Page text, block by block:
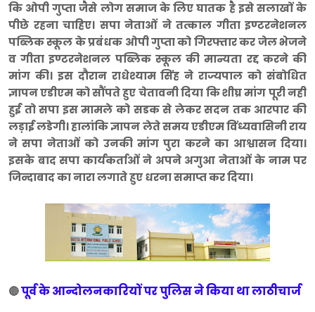
कि ओपी गुप्ता जैसे लोग समाज के लिए घातक है इसे सलाखों के
पीछे रहना चाहिए। सपा नेताओं ने तत्काल गीता इण्टरनेशनल
पब्लिक स्कूल के प्रबंधक ओपी गुप्ता को गिरफ्तार कर जेल भेजने
व गीता इण्टरनेशनल पब्लिक स्कूल की मान्यता रद्द करने की
मांग की। इस दौरान राधेश्याम सिंह ने राज्यपाल को संबोधित
ज्ञापन एडीएम को सौंपते हुए चेतावनी दिया कि शीघ्र मांग पूरी नही
हुई तो सपा इस मामले को सडक से लेकर सदन तक आरपार की
लड़ाई लडेगी। हालांकि ज्ञापन लेते समय एडीएम विंध्यवासिनी राय
ने सपा नेताओं को उनकी मांग पुरा करने का आश्वासन दिया।
इसके बाद सपा कार्यकर्ताओं ने अपने अगुआ नेताओं के नाम पर
जिन्दाबाद का नारा लगाते हुए धरना समाप्त कर दिया।
🔴पूर्व के आन्दोलनकारियों पर पुलिस ने किया था लाठीचार्ज